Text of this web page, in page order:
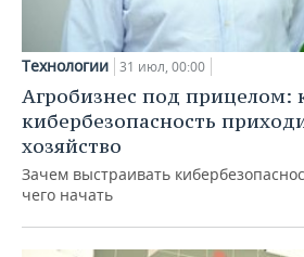
Технологии 31 июл, 00:00
Агробизнес под прицелом:
кибербезопасность
хозяйство
Зачем выстраивать
чего начать